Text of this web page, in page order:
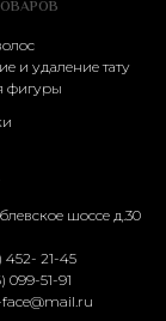
и удаление тату
фигуры
шоссе д.30
452- 21-45
099-51-91
face@mail.ru